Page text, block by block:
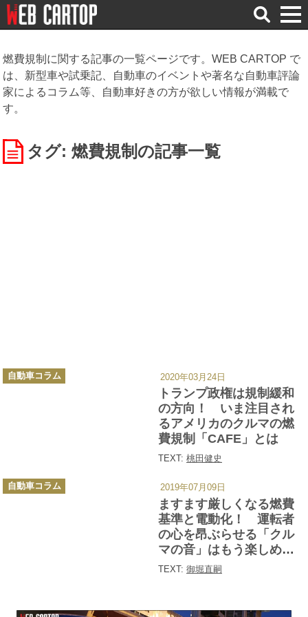
検
索
燃費規制に関する記事の一覧ページです。WEB CARTOP で
は、新型車や試乗記、自動車のイベントや著名な自動車評論
家によるコラム等、自動車好きの方が欲しい情報が満載で
す。
タグ: 燃費規制 の記事一覧
トランプ政権は規制緩和
の方向！ いま注目され
るアメリカのクルマの燃
費規制「CAFE」とは
TEXT: 桃田健史
カ
テ
自動車コラム 2020年03月24日
ますます厳しくなる燃費
基準と電動化！ 運転者
の心を昂ぶらせる「クル
マの音」はもう楽しめな
いのか
TEXT: 御堀直嗣
カ
テ
自動車コラム 2019年07月09日